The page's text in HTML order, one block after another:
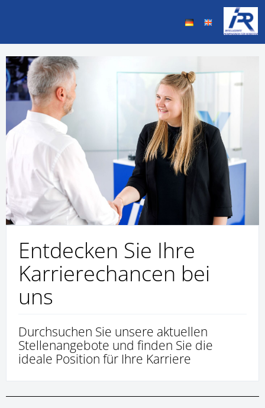
Entdecken Sie Ihre
Karrierechancen bei
uns
Durchsuchen Sie unsere aktuellen
Stellenangebote und finden Sie die
ideale Position für Ihre Karriere